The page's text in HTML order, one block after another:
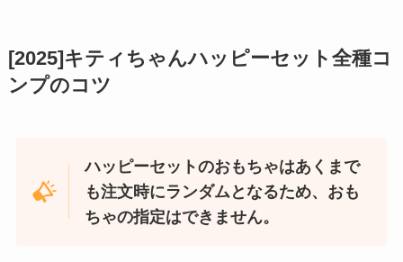
[2025]キティちゃんハッピーセット全種コ
ンプのコツ
ハッピーセットのおもちゃはあくまで
も注文時にランダムとなるため、おも
ちゃの指定はできません。